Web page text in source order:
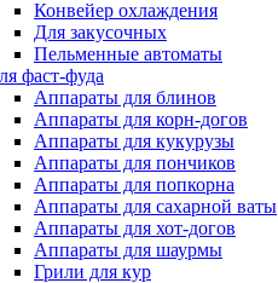
Конвейер охлаждения
Для закусочных
Пельменные автоматы
фаст-фуда
Аппараты для блинов
Аппараты для корн-догов
Аппараты для кукурузы
Аппараты для пончиков
Аппараты для попкорна
Аппараты для сахарной ваты
Аппараты для хот-догов
Аппараты для шаурмы
Грили для кур